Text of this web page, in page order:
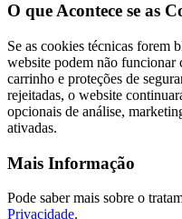
O que Acontece se as
Se as cookies técnicas forem
website podem não
carrinho e proteções de
rejeitadas, o website
opcionais de análise,
ativadas.
Mais Informação
Pode saber mais sobre o
Privacidade.